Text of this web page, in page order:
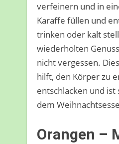
verfeinern und in
Karaffe füllen und
trinken oder kalt
wiederholten
nicht vergessen.
hilft, den Körper zu
entschlacken und
dem
Orangen –